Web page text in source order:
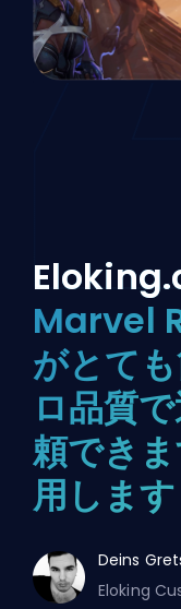
Marvel
がとて
ロ品質
頼でき
用します
Deins
Eloking